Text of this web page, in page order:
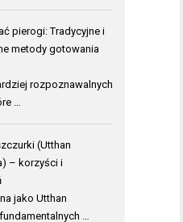
pierogi: Tradycyjne i
metody gotowania
rozpoznawalnych
…
(Utthan
– korzyści i
jako Utthan
…